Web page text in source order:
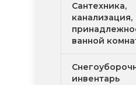
Сантехника,
канализация,
ванной
инвентарь